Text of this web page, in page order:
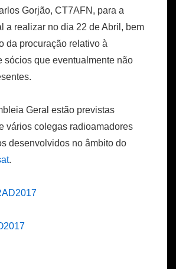
Gorjão, CT7AFN, para a
a realizar no dia 22 de Abril, bem
da procuração relativo à
sócios que eventualmente não
Geral estão previstas
vários colegas radioamadores
desenvolvidos no âmbito do
.